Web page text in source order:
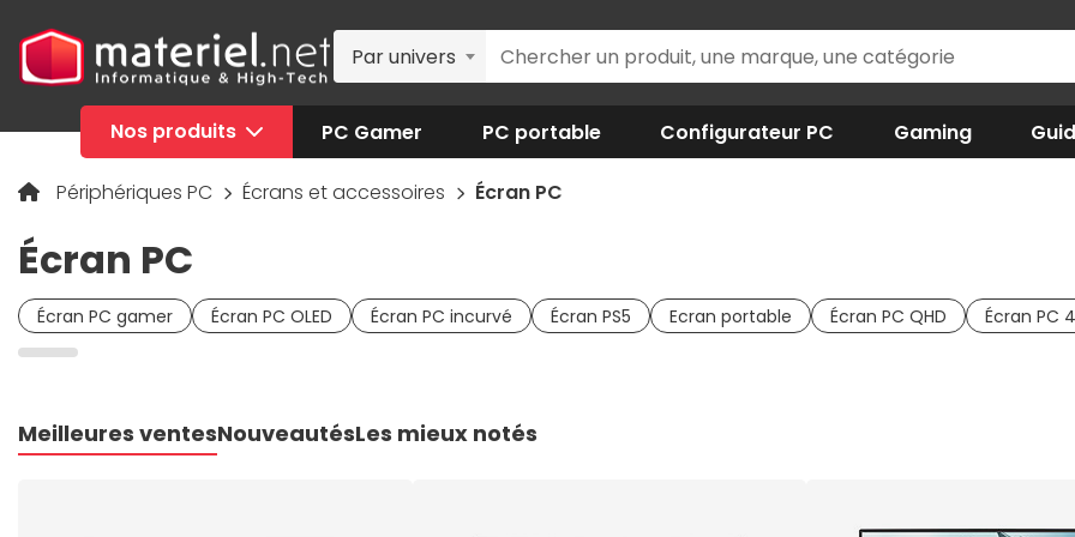
Par univers
Nos produits PC Gamer PC portable Configurateur PC Gaming
Périphériques PC Écrans et accessoires Écran PC
Écran PC
Écran PC gamer Écran PC OLED Écran PC incurvé Écran PS5 Ecran portable Écran PC QHD Écran PC
Meilleures ventesNouveautésLes mieux notés